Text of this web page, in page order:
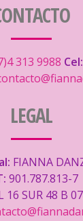
313 9988 Cel:
LEGAL
FIANNA
901.787.813-7
16 SUR 48 B